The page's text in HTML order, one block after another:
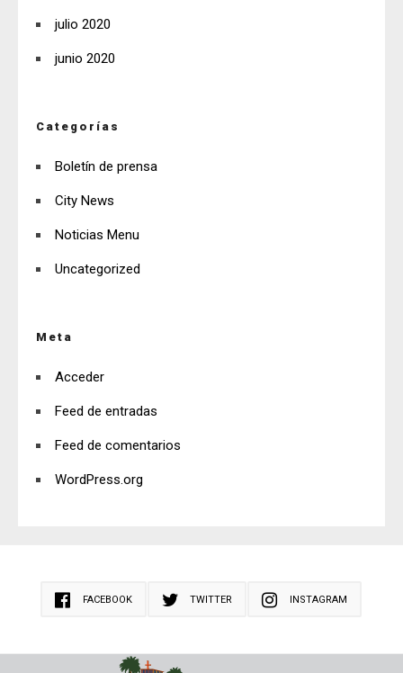
julio 2020
junio 2020
Categorías
Boletín de prensa
City News
Noticias Menu
Uncategorized
Meta
Acceder
Feed de entradas
Feed de comentarios
WordPress.org
FACEBOOK TWITTER INSTAGRAM